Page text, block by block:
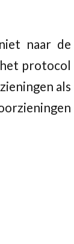
naar de
protocol
als